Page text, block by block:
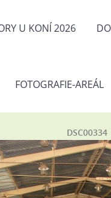
U KONÍ 2026
FOTOGRAFIE-AREÁL
DSC00334